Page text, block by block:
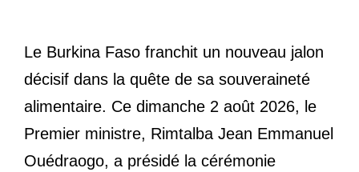
Le Burkina Faso franchit un nouveau jalon
décisif dans la quête de sa souveraineté
alimentaire. Ce dimanche 2 août 2026, le
Premier ministre, Rimtalba Jean Emmanuel
Ouédraogo, a présidé la cérémonie